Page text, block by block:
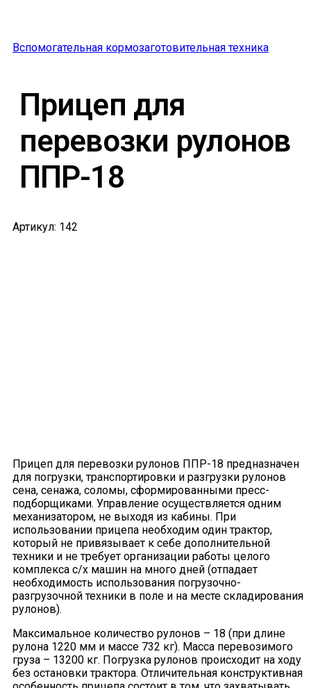
Вспомогательная кормозаготовительная техника
Прицеп для
перевозки рулонов
ППР-18
Артикул: 142
Прицеп для перевозки рулонов ППР-18 предназначен
для погрузки, транспортировки и разгрузки рулонов
сена, сенажа, соломы, сформированными пресс-
подборщиками. Управление осуществляется одним
механизатором, не выходя из кабины. При
использовании прицепа необходим один трактор,
который не привязывает к себе дополнительной
техники и не требует организации работы целого
комплекса с/х машин на много дней (отпадает
необходимость использования погрузочно-
разгрузочной техники в поле и на месте складирования
рулонов).
Максимальное количество рулонов – 18 (при длине
рулона 1220 мм и массе 732 кг). Масса перевозимого
груза – 13200 кг. Погрузка рулонов происходит на ходу
без остановки трактора. Отличительная конструктивная